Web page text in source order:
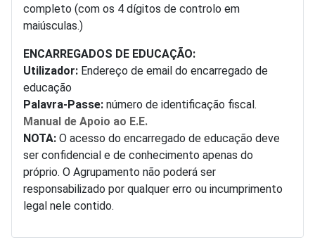
completo (com os 4 dígitos de controlo em
maiúsculas.)
ENCARREGADOS DE EDUCAÇÃO:
Utilizador: Endereço de email do encarregado de
educação
Palavra-Passe: número de identificação fiscal.
Manual de Apoio ao E.E.
NOTA: O acesso do encarregado de educação deve
ser confidencial e de conhecimento apenas do
próprio. O Agrupamento não poderá ser
responsabilizado por qualquer erro ou incumprimento
legal nele contido.